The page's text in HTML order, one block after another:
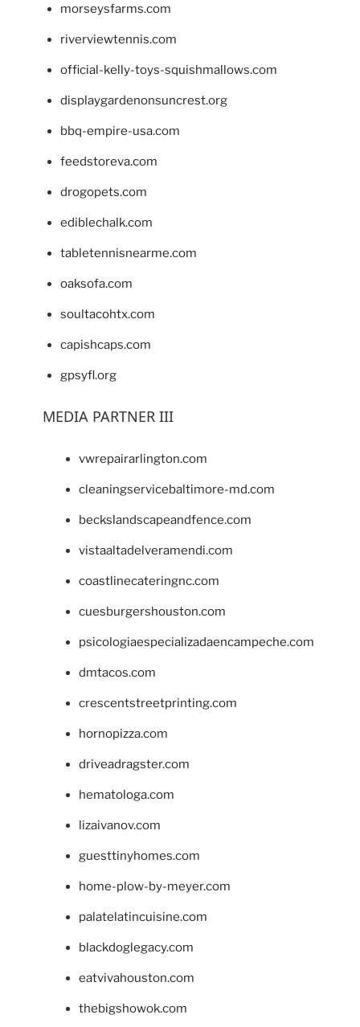
morseysfarms.com
riverviewtennis.com
official-kelly-toys-squishmallows.com
displaygardenonsuncrest.org
bbq-empire-usa.com
feedstoreva.com
drogopets.com
ediblechalk.com
tabletennisnearme.com
oaksofa.com
soultacohtx.com
capishcaps.com
gpsyfl.org
MEDIA PARTNER III
vwrepairarlington.com
cleaningservicebaltimore-md.com
beckslandscapeandfence.com
vistaaltadelveramendi.com
coastlinecateringnc.com
cuesburgershouston.com
psicologiaespecializadaencampeche.com
dmtacos.com
crescentstreetprinting.com
hornopizza.com
driveadragster.com
hematologa.com
lizaivanov.com
guesttinyhomes.com
home-plow-by-meyer.com
palatelatincuisine.com
blackdoglegacy.com
eatvivahouston.com
thebigshowok.com